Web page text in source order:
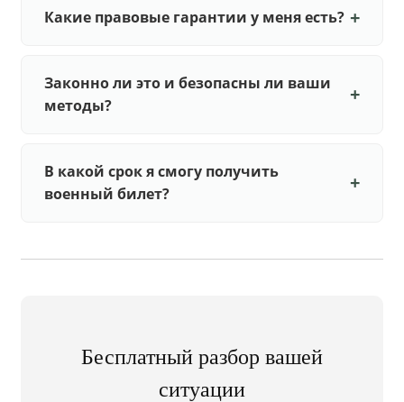
Какие правовые гарантии у меня есть?
Законно ли это и безопасны ли ваши
методы?
В какой срок я смогу получить
военный билет?
Бесплатный разбор вашей
ситуации